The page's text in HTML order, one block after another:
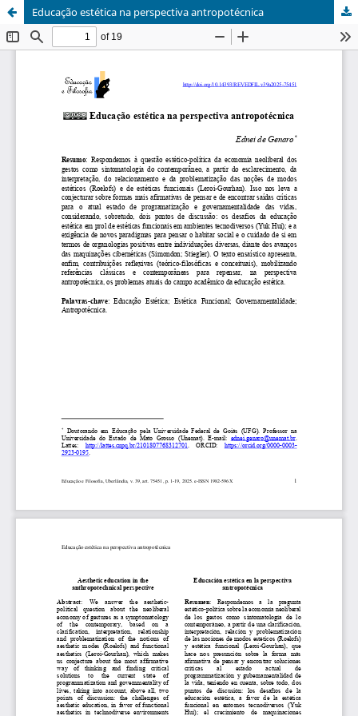
Educação estética na perspectiva antropotécnica